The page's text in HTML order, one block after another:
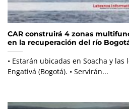
CAR construirá 4 zonas
en la recuperación del río
• Estarán ubicadas en Soacha y las
Engativá (Bogotá). • Servirán...